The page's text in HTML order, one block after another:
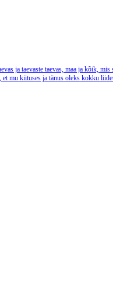
ja taevaste taevas, maa ja kõik, mis
mu kiituses ja tänus oleks kokku